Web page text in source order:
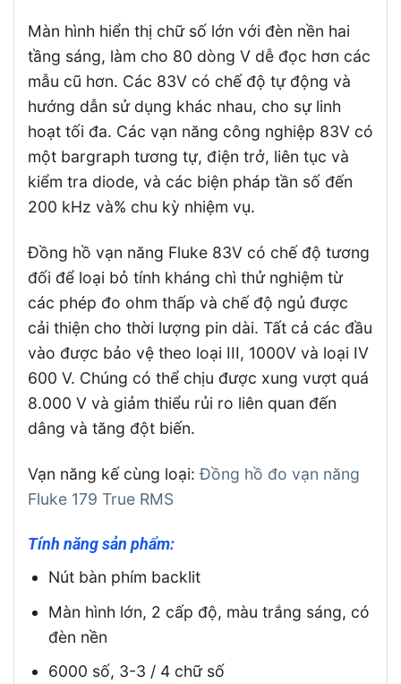
Màn hình hiển thị chữ số lớn với đèn nền hai
tầng sáng, làm cho 80 dòng V dễ đọc hơn các
mẫu cũ hơn. Các 83V có chế độ tự động và
hướng dẫn sử dụng khác nhau, cho sự linh
hoạt tối đa. Các vạn năng công nghiệp 83V có
một bargraph tương tự, điện trở, liên tục và
kiểm tra diode, và các biện pháp tần số đến
200 kHz và% chu kỳ nhiệm vụ.
Đồng hồ vạn năng Fluke 83V có chế độ tương
đối để loại bỏ tính kháng chì thử nghiệm từ
các phép đo ohm thấp và chế độ ngủ được
cải thiện cho thời lượng pin dài. Tất cả các đầu
vào được bảo vệ theo loại III, 1000V và loại IV
600 V. Chúng có thể chịu được xung vượt quá
8.000 V và giảm thiểu rủi ro liên quan đến
dâng và tăng đột biến.
Vạn năng kế cùng loại:Đồng hồ đo vạn năng
Fluke 179 True RMS
Tính năng sản phẩm:
Nút bàn phím backlit
Màn hình lớn, 2 cấp độ, màu trắng sáng, có
đèn nền
6000 số, 3-3 / 4 chữ số